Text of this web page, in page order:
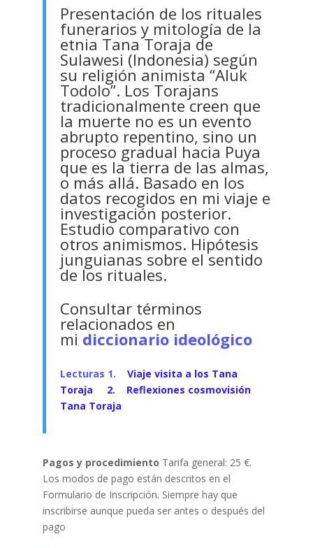
Presentación de los rituales
funerarios y mitología de la
etnia Tana Toraja de
Sulawesi (Indonesia) según
su religión animista “Aluk
Todolo”. Los Torajans
tradicionalmente creen que
la muerte no es un evento
abrupto repentino, sino un
proceso gradual hacia Puya
que es la tierra de las almas,
o más allá. Basado en los
datos recogidos en mi viaje e
investigación posterior.
Estudio comparativo con
otros animismos. Hipótesis
junguianas sobre el sentido
de los rituales.
Consultar términos
relacionados en
mi diccionario ideológico
Lecturas 1. Viaje visita a los Tana
Toraja
2. Reflexiones cosmovisión
Tana Toraja
Pagos y procedimiento Tarifa general: 25 €.
Los modos de pago están descritos en el
Formulario de Inscripción. Siempre hay que
inscribirse aunque pueda ser antes o después del
pago